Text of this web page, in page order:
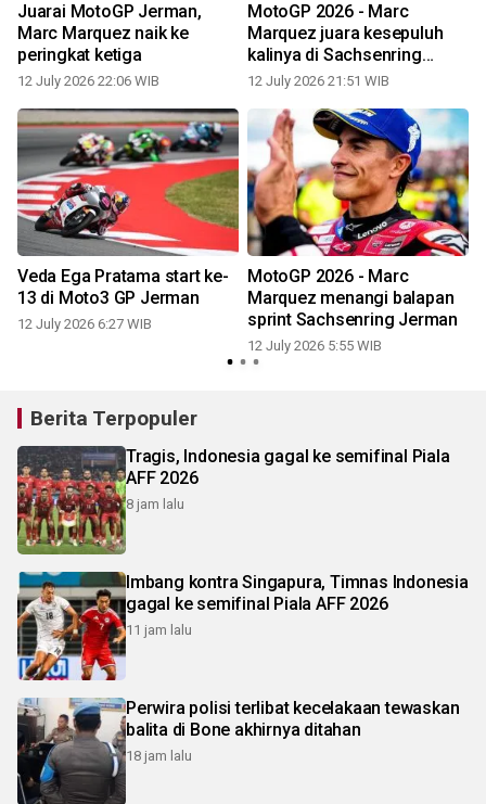
Juarai MotoGP Jerman,
Marc Marquez naik ke
peringkat ketiga
12 July 2026 22:06 WIB
MotoGP 2026 - Marc
Marquez juara kesepuluh
kalinya di Sachsenring
Jerman
12 July 2026 21:51 WIB
Veda Ega Pratama start ke-
13 di Moto3 GP Jerman
12 July 2026 6:27 WIB
MotoGP 2026 - Marc
Marquez menangi balapan
sprint Sachsenring Jerman
12 July 2026 5:55 WIB
Berita Terpopuler
Tragis, Indonesia gagal ke semifinal Piala
AFF 2026
8 jam lalu
Imbang kontra Singapura, Timnas Indonesia
gagal ke semifinal Piala AFF 2026
11 jam lalu
Perwira polisi terlibat kecelakaan tewaskan
balita di Bone akhirnya ditahan
18 jam lalu